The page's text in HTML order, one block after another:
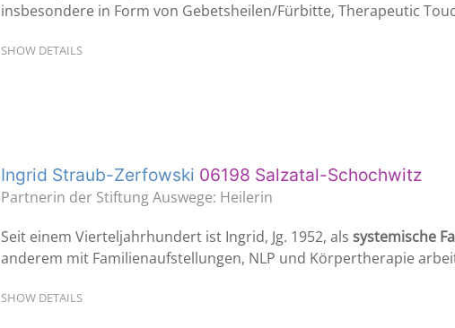
insbesondere in Form von Gebetsheilen/Fürbitte, Therapeutic
SHOW DETAILS
Ingrid Straub-Zerfowski 06198 Salzatal-Schochwitz
Partnerin der Stiftung Auswege: Heilerin
Seit einem Vierteljahrhundert ist Ingrid, Jg. 1952, als systemische
anderem mit Familienaufstellungen, NLP und Körpertherapie
SHOW DETAILS